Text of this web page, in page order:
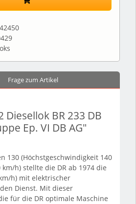
Frage zum Artikel
Diesellok BR 233 DB
Ep. VI DB AG"
130 (Höchstgeschwindigkeit 140
h) stellte die DR ab 1974 die
h) mit elektrischer
Dienst. Mit dieser
für die DR optimale Maschine